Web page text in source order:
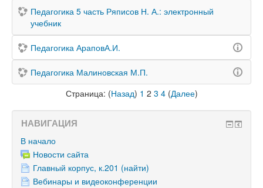
Педагогика 5 часть Ряписов Н. А.: электронный
учебник
Педагогика АраповА.И.
Педагогика Малиновская М.П.
Страница: (Назад) 1 2 3 4 (Далее)
НАВИГАЦИЯ
В начало
Новости сайта
Главный корпус, к.201 (найти)
Вебинары и видеоконференции